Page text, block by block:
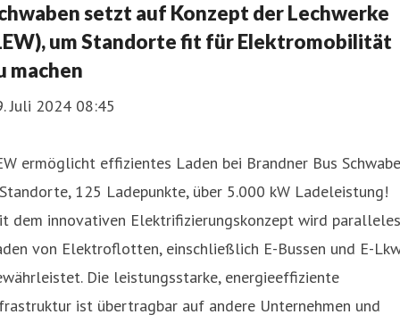
setzt auf Konzept der Lechwerke
um Standorte fit für Elektromobilität
machen
Juli 2024 08:45
ermöglicht effizientes Laden bei Brandner Bus
125 Ladepunkte, über 5.000 kW Ladeleistung!
dem innovativen Elektrifizierungskonzept wird paralleles
von Elektroflotten, einschließlich E-Bussen und E-
Die leistungsstarke, energieeffiziente
ist übertragbar auf andere Unternehmen und